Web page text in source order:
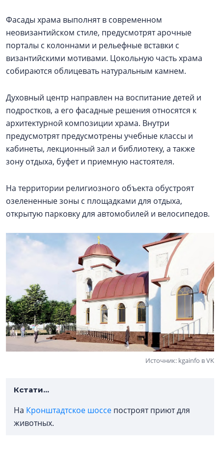
Фасады храма выполнят в современном
неовизантийском стиле, предусмотрят арочные
порталы с колоннами и рельефные вставки с
византийскими мотивами. Цокольную часть храма
собираются облицевать натуральным камнем.
Духовный центр направлен на воспитание детей и
подростков, а его фасадные решения относятся к
архитектурной композиции храма. Внутри
предусмотрят предусмотрены учебные классы и
кабинеты, лекционный зал и библиотеку, а также
зону отдыха, буфет и приемную настоятеля.
На территории религиозного объекта обустроят
озелененные зоны с площадками для отдыха,
открытую парковку для автомобилей и велосипедов.
Источник: kgainfo в VK
Кстати...
На Кронштадтское шоссе построят приют для
животных.